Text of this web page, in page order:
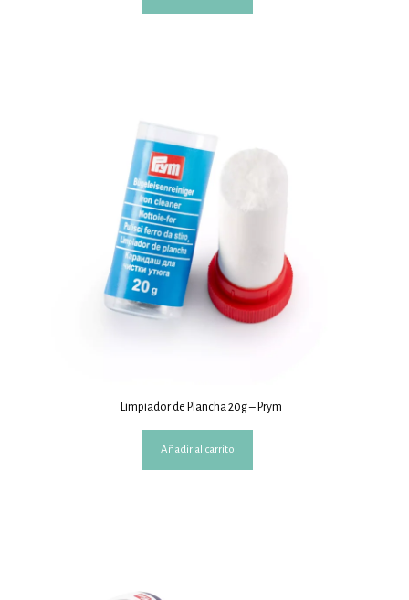
Limpiador de Plancha 20g – Prym
Añadir al carrito